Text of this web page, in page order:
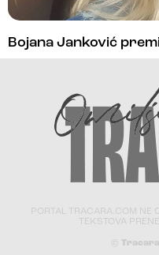
Bojana Janković
PORTAL TRACARA.COM NE
TEKSTOVA
©